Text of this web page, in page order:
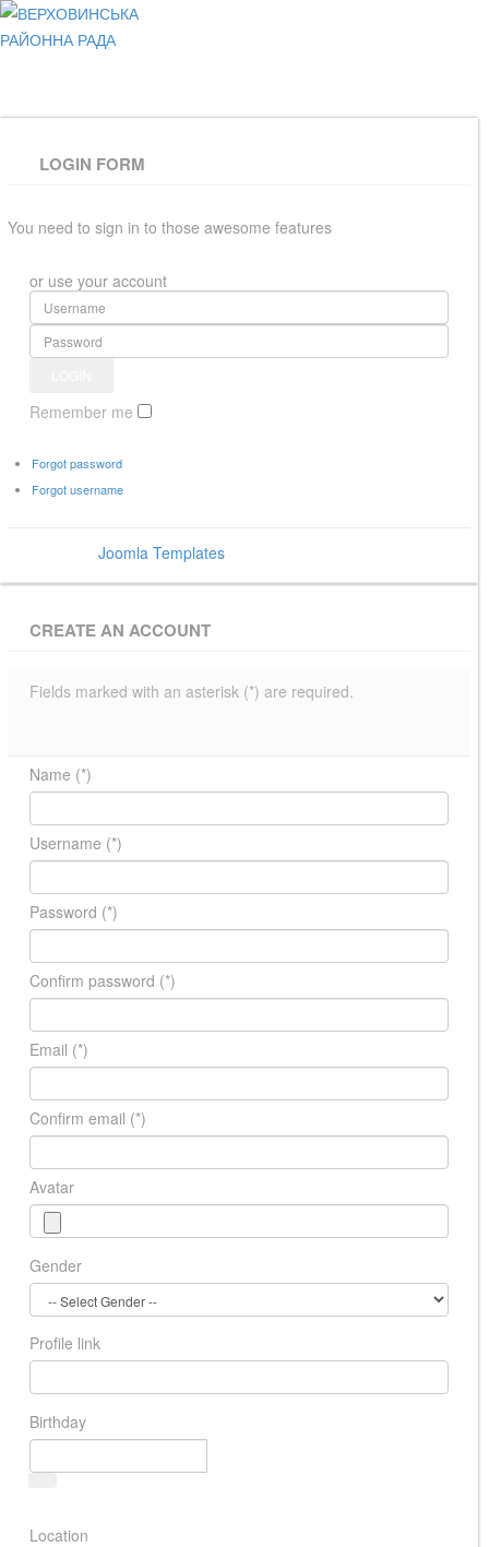
LOGIN FORM
You need to sign in to those awesome features
or use your account
Remember me
Forgot password
Forgot username
Joomla Templates
CREATE AN ACCOUNT
Fields marked with an asterisk (*) are required.
Name (*)
Username (*)
Password (*)
Confirm password (*)
Email (*)
Confirm email (*)
Avatar
Gender
Profile link
Birthday
Location